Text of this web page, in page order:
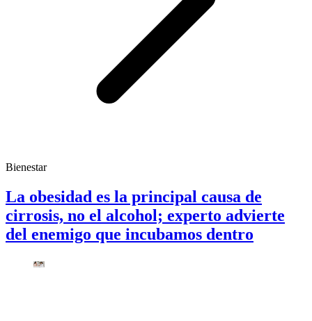
Bienestar
La obesidad es la principal causa de
cirrosis, no el alcohol; experto advierte
del enemigo que incubamos dentro